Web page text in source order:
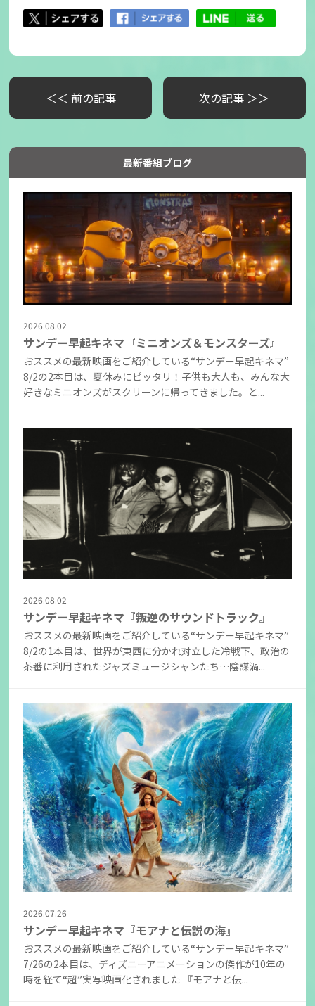
＜＜ 前の記事 次の記事 ＞＞
最新番組ブログ
2026.08.02
サンデー早起キネマ『ミニオンズ＆モンスターズ』
おススメの最新映画をご紹介している“サンデー早起キネマ”
8/2の2本目は、夏休みにピッタリ！子供も大人も、みんな大
好きなミニオンズがスクリーンに帰ってきました。と...
2026.08.02
サンデー早起キネマ『叛逆のサウンドトラック』
おススメの最新映画をご紹介している“サンデー早起キネマ”
8/2の1本目は、世界が東西に分かれ対立した冷戦下、政治の
茶番に利用されたジャズミュージシャンたち…陰謀渦...
2026.07.26
サンデー早起キネマ『モアナと伝説の海』
おススメの最新映画をご紹介している“サンデー早起キネマ”
7/26の2本目は、ディズニーアニメーションの傑作が10年の
時を経て“超”実写映画化されました 『モアナと伝...